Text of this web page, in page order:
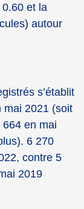
et la
autour
s’établit
mai 2021 (soit
en mai
6 270
contre 5
2019